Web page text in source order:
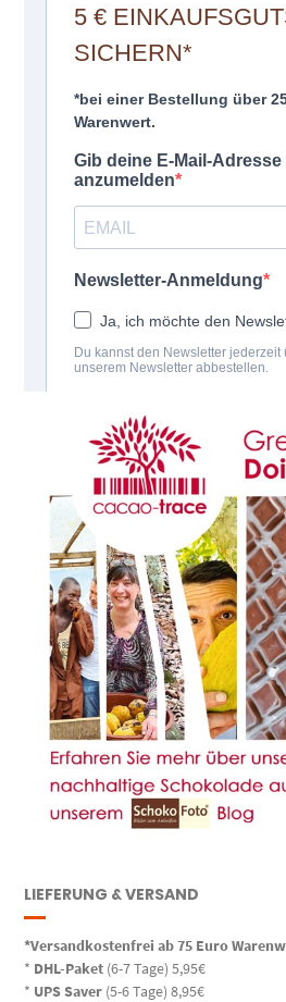
LIEFERUNG & VERSAND
*Versandkostenfrei ab 75 Euro
* DHL-Paket (6-7 Tage) 5,95€
* UPS Saver (5-6 Tage) 8,95€